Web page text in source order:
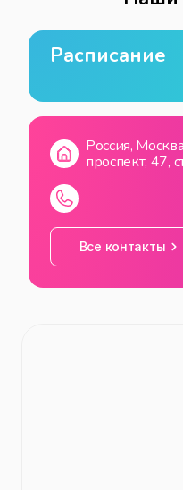
Расписание
Россия,
проспект, 47,
Все контакты